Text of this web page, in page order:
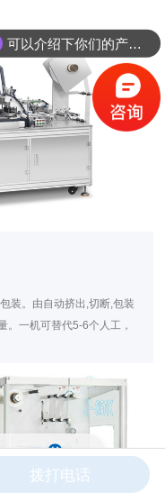
装。由自动挤出,切断,包装
。一机可替代5-6个人工，
可以介绍下你们的产品么？
拨打电话